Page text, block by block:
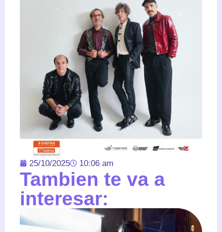
25/10/2025 10:06 am
Tambien te va a
interesar: